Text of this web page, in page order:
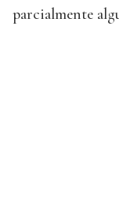
parcialmente